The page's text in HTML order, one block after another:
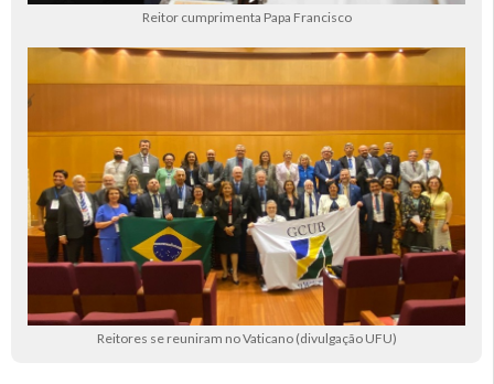
Reitor cumprimenta Papa Francisco
Reitores se reuniram no Vaticano (divulgação UFU)